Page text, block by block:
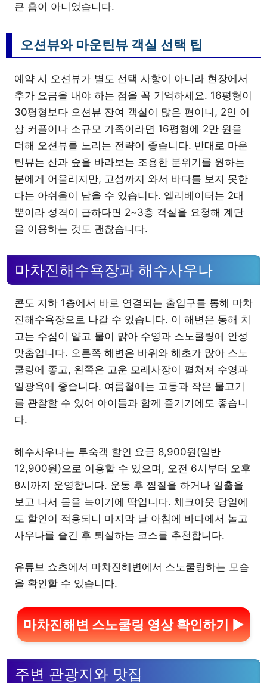
큰 흠이 아니었습니다.
오션뷰와 마운틴뷰 객실 선택 팁
예약 시 오션뷰가 별도 선택 사항이 아니라 현장에서
추가 요금을 내야 하는 점을 꼭 기억하세요. 16평형이
30평형보다 오션뷰 잔여 객실이 많은 편이니, 2인 이
상 커플이나 소규모 가족이라면 16평형에 2만 원을
더해 오션뷰를 노리는 전략이 좋습니다. 반대로 마운
틴뷰는 산과 숲을 바라보는 조용한 분위기를 원하는
분에게 어울리지만, 고성까지 와서 바다를 보지 못한
다는 아쉬움이 남을 수 있습니다. 엘리베이터는 2대
뿐이라 성격이 급하다면 2~3층 객실을 요청해 계단
을 이용하는 것도 괜찮습니다.
마차진해수욕장과 해수사우나
콘도 지하 1층에서 바로 연결되는 출입구를 통해 마차
진해수욕장으로 나갈 수 있습니다. 이 해변은 동해 치
고는 수심이 얕고 물이 맑아 수영과 스노쿨링에 안성
맞춤입니다. 오른쪽 해변은 바위와 해초가 많아 스노
쿨링에 좋고, 왼쪽은 고운 모래사장이 펼쳐져 수영과
일광욕에 좋습니다. 여름철에는 고동과 작은 물고기
를 관찰할 수 있어 아이들과 함께 즐기기에도 좋습니
다.
해수사우나는 투숙객 할인 요금 8,900원(일반
12,900원)으로 이용할 수 있으며, 오전 6시부터 오후
8시까지 운영합니다. 운동 후 찜질을 하거나 일출을
보고 나서 몸을 녹이기에 딱입니다. 체크아웃 당일에
도 할인이 적용되니 마지막 날 아침에 바다에서 놀고
사우나를 즐긴 후 퇴실하는 코스를 추천합니다.
유튜브 쇼츠에서 마차진해변에서 스노쿨링하는 모습
을 확인할 수 있습니다.
마차진해변 스노쿨링 영상 확인하기 ▶
주변 관광지와 맛집